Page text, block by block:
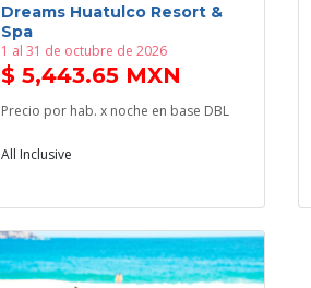
Dreams Huatulco Resort &
Spa
1 al 31 de octubre de 2026
$ 5,443.65 MXN
Precio por hab. x noche en base DBL
All Inclusive